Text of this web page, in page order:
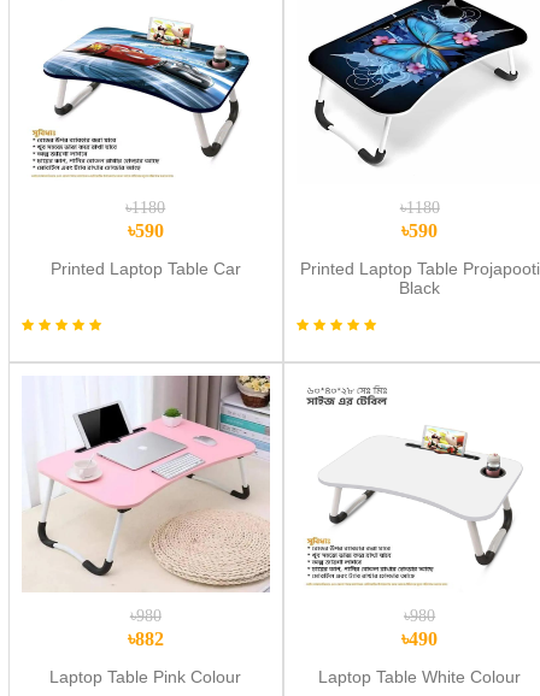
৳1180
৳590
Printed Laptop Table Car
৳1180
৳590
Printed Laptop Table Projapooti
Black
৳980
৳882
Laptop Table Pink Colour
৳980
৳490
Laptop Table White Colour